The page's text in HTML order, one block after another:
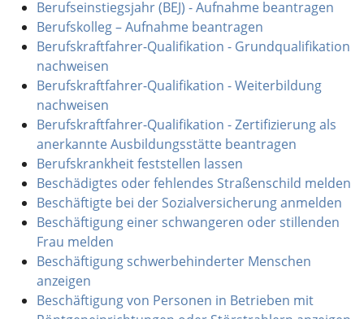
Berufseinstiegsjahr (BEJ) - Aufnahme beantragen
Berufskolleg – Aufnahme beantragen
Berufskraftfahrer-Qualifikation - Grundqualifikation
nachweisen
Berufskraftfahrer-Qualifikation - Weiterbildung
nachweisen
Berufskraftfahrer-Qualifikation - Zertifizierung als
anerkannte Ausbildungsstätte beantragen
Berufskrankheit feststellen lassen
Beschädigtes oder fehlendes Straßenschild melden
Beschäftigte bei der Sozialversicherung anmelden
Beschäftigung einer schwangeren oder stillenden
Frau melden
Beschäftigung schwerbehinderter Menschen
anzeigen
Beschäftigung von Personen in Betrieben mit